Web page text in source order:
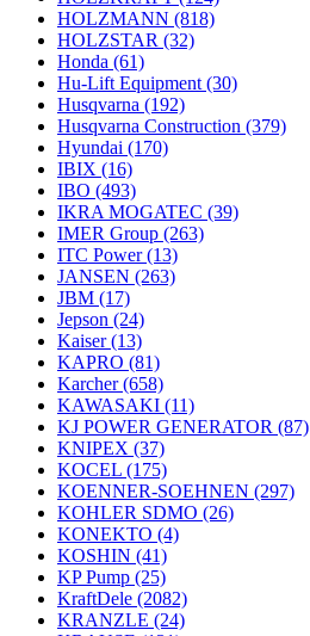
HOLZMANN (818)
HOLZSTAR (32)
Honda (61)
Hu-Lift Equipment (30)
Husqvarna (192)
Husqvarna Construction (379)
Hyundai (170)
IBIX (16)
IBO (493)
IKRA MOGATEC (39)
IMER Group (263)
ITC Power(13)
JANSEN (263)
JBM (17)
Jepson (24)
Kaiser(13)
KAPRO (81)
Karcher(658)
KAWASAKI (11)
KJ POWER GENERATOR (87)
KNIPEX (37)
KOCEL (175)
KOENNER-SOEHNEN (297)
KOHLER SDMO (26)
KONEKTO (4)
KOSHIN (41)
KP Pump (25)
KraftDele (2082)
KRANZLE (24)